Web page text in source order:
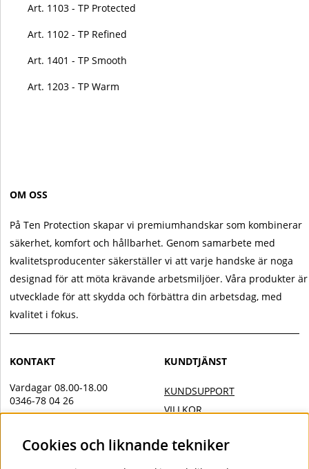
Art. 1103 - TP Protected
Art. 1102 - TP Refined
Art. 1401 - TP Smooth
Art. 1203 - TP Warm
OM OSS
På Ten Protection skapar vi premiumhandskar som kombinerar
säkerhet, komfort och hållbarhet. Genom samarbete med
kvalitetsproducenter säkerställer vi att varje handske är noga
designad för att möta krävande arbetsmiljöer. Våra produkter är
utvecklade för att skydda och förbättra din arbetsdag, med
kvalitet i fokus.
KONTAKT
Vardagar 08.00-18.00
0346-78 04 26
info@tenprotection.com
KUNDTJÄNST
KUNDSUPPORT
VILLKOR
DOC
VILLKOR AVTALSKUND
Cookies och liknande tekniker